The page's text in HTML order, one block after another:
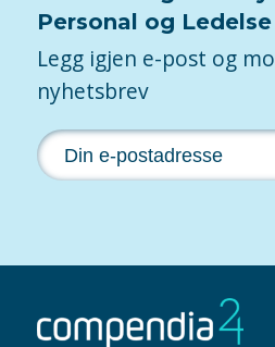
Personal og Ledelse
Legg igjen e-post og
nyhetsbrev